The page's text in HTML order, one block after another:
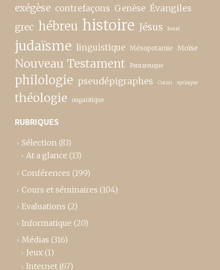
exégèse contrefaçons Genèse Évangiles
grec hébreu histoire Jésus Josué
judaïsme linguistique Mésopotamie Moïse
Nouveau Testament Pentateuque
philologie pseudépigraphes Coran syriaque
théologie ougaritique
RUBRIQUES
Sélection (83)
At a glance (13)
Conférences (199)
Cours et séminaires (104)
Evaluations (2)
Informatique (20)
Médias (316)
Jeux (1)
Internet (67)